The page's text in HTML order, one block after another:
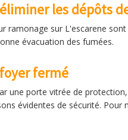
les dépôts
ramonage sur L'escarene
évacuation des fumées.
fermé
une porte vitrée de
évidentes de sécurité.